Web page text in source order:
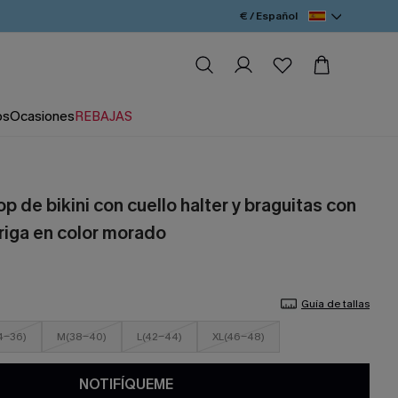
€ / Español
OcasionesREBAJAS
de bikini con cuello halter y braguitas con
en color morado
Guía de tallas
36) M(38-40) L(42-44) XL(46-48)
NOTIFÍQUEME